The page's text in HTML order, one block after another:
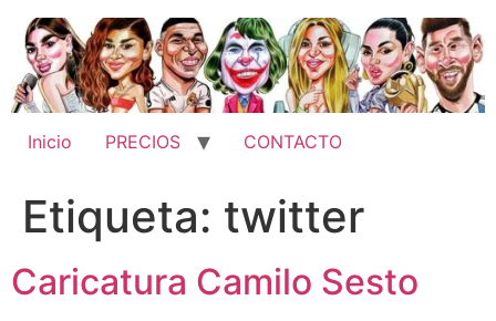
contenido
Inicio PRECIOS CONTACTO
Etiqueta: twitter
Caricatura Camilo Sesto